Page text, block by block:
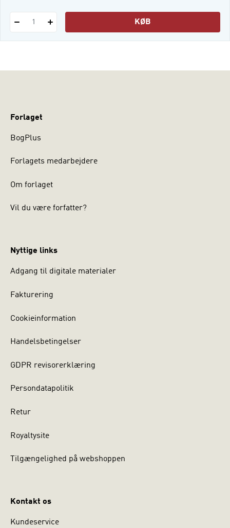
1 KØB
Forlaget
BogPlus
Forlagets medarbejdere
Om forlaget
Vil du være forfatter?
Nyttige links
Adgang til digitale materialer
Fakturering
Cookieinformation
Handelsbetingelser
GDPR revisorerklæring
Persondatapolitik
Retur
Royaltysite
Tilgængelighed på webshoppen
Kontakt os
Kundeservice